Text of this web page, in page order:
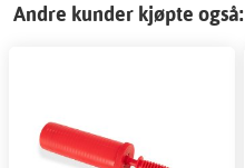
Andre kunder kjøpte også: